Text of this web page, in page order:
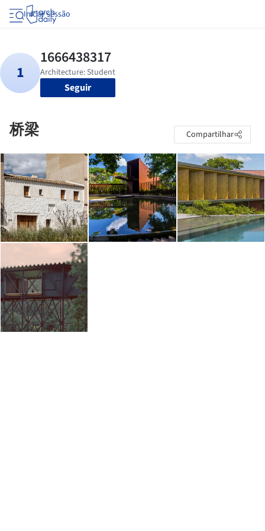
Iniciar sessão
Seguir
桥梁 Compartilhar